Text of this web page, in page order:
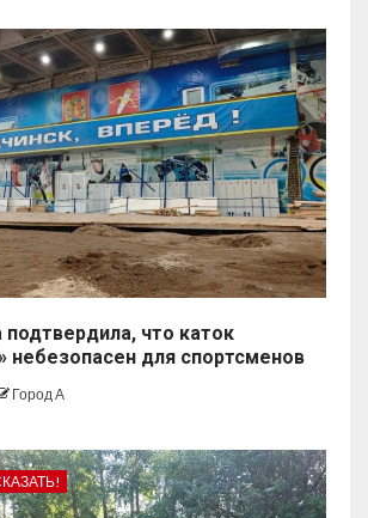
подтвердила, что каток
небезопасен для спортсменов
Город А